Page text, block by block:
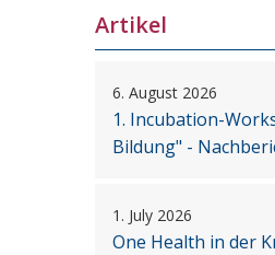
Artikel
6. August 2026
1. Incubation-
Bildung" -
1. July 2026
One Health in der